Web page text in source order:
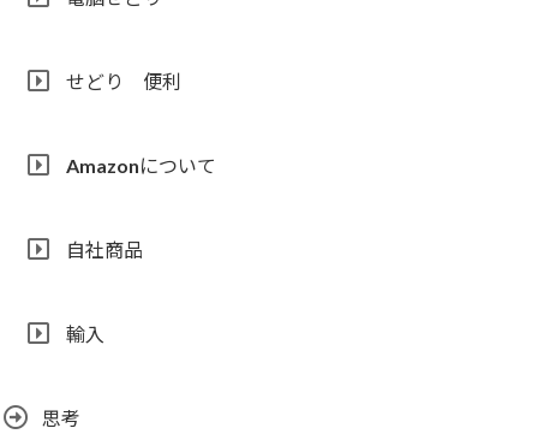
せどり 便利
Amazonについて
自社商品
輸入
思考